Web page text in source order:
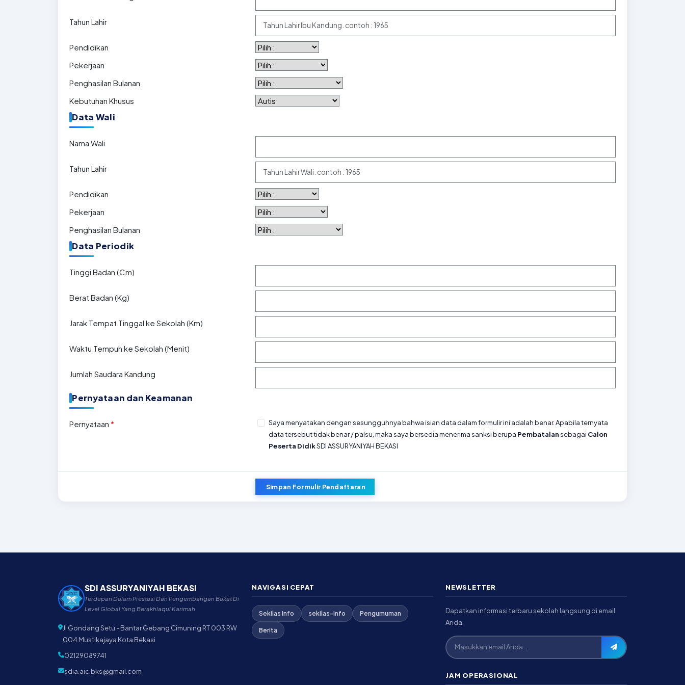
Tahun Lahir
Pendidikan
Pekerjaan
Penghasilan Bulanan
Kebutuhan Khusus
Data Wali
Nama Wali
Tahun Lahir
Pendidikan
Pekerjaan
Penghasilan Bulanan
Data Periodik
Tinggi Badan (Cm)
Berat Badan (Kg)
Jarak Tempat Tinggal ke Sekolah (Km)
Waktu Tempuh ke Sekolah (Menit)
Jumlah Saudara Kandung
Pernyataan dan Keamanan
Pernyataan*
Saya menyatakan dengan sesungguhnya bahwa isian data dalam formulir ini adalah benar. Apabila ternyata
data tersebut tidak benar / palsu, maka saya bersedia menerima sanksi berupa Pembatalansebagai Calon
Peserta DidikSDI ASSURYANIYAH BEKASI
Simpan Formulir Pendaftaran
SDI ASSURYANIYAH BEKASI
Terdepan Dalam Prestasi Dan Pengembangan Bakat Di
Level Global Yang Berakhlaqul Karimah
Jl Gondang Setu - Bantar Gebang Cimuning RT 003 RW
004 Mustikajaya Kota Bekasi
02129089741
sdia.aic.bks@gmail.com
NAVIGASI CEPAT
Sekilas Info sekilas-info Pengumuman
Berita
NEWSLETTER
Dapatkan informasi terbaru sekolah langsung di email
Anda.
JAM OPERASIONAL